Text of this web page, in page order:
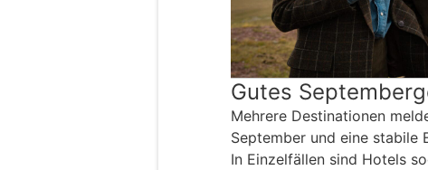
Gutes
Mehrere Destinationen
September und eine stabile
In Einzelfällen sind Hotels